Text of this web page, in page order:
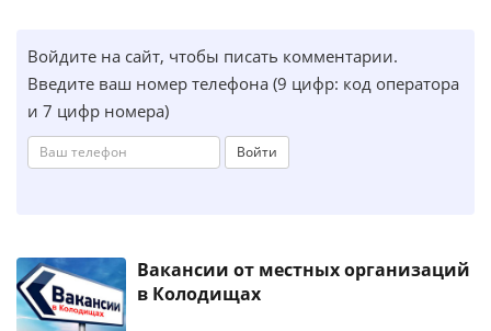
Войдите на сайт, чтобы писать комментарии.
Введите ваш номер телефона (9 цифр: код оператора
и 7 цифр номера)
Войти
Вакансии от местных организаций
в Колодищах